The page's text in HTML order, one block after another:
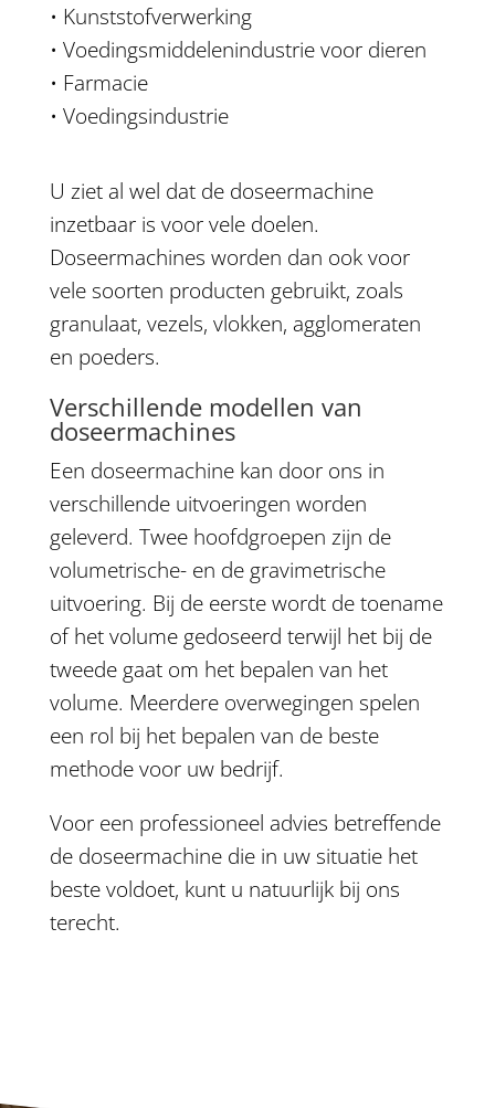
• Kunststofverwerking
• Voedingsmiddelenindustrie voor dieren
• Farmacie
• Voedingsindustrie
U ziet al wel dat de doseermachine
inzetbaar is voor vele doelen.
Doseermachines worden dan ook voor
vele soorten producten gebruikt, zoals
granulaat, vezels, vlokken, agglomeraten
en poeders.
Verschillende modellen van
doseermachines
Een doseermachine kan door ons in
verschillende uitvoeringen worden
geleverd. Twee hoofdgroepen zijn de
volumetrische- en de gravimetrische
uitvoering. Bij de eerste wordt de toename
of het volume gedoseerd terwijl het bij de
tweede gaat om het bepalen van het
volume. Meerdere overwegingen spelen
een rol bij het bepalen van de beste
methode voor uw bedrijf.
Voor een professioneel advies betreffende
de doseermachine die in uw situatie het
beste voldoet, kunt u natuurlijk bij ons
terecht.